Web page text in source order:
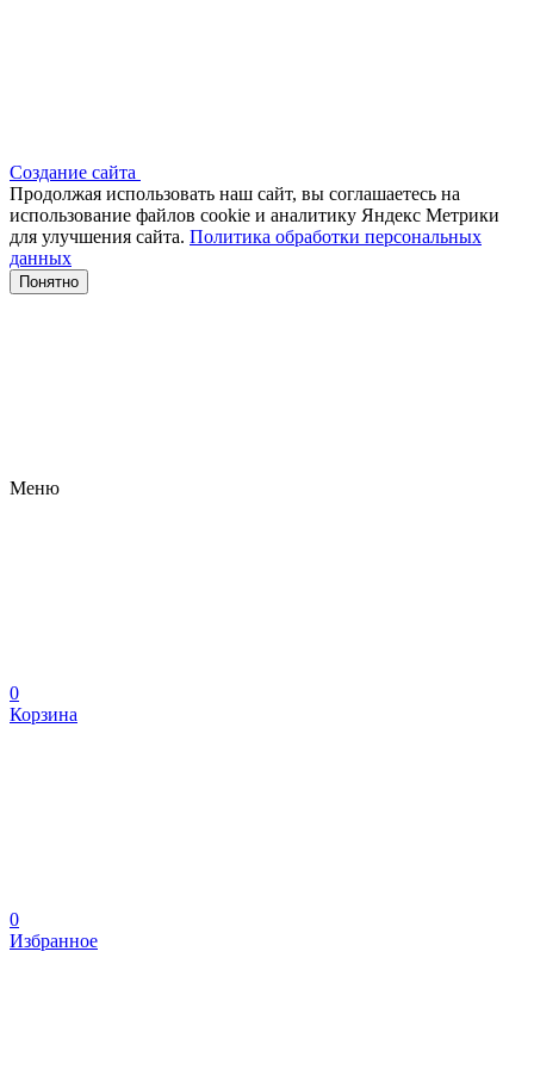
Создание сайта
Продолжая использовать наш сайт, вы соглашаетесь на
использование файлов сооkіе и аналитику Яндекс Метрики
для улучшения сайта. Политика обработки персональных
данных
Понятно
Меню
0
Корзина
0
Избранное